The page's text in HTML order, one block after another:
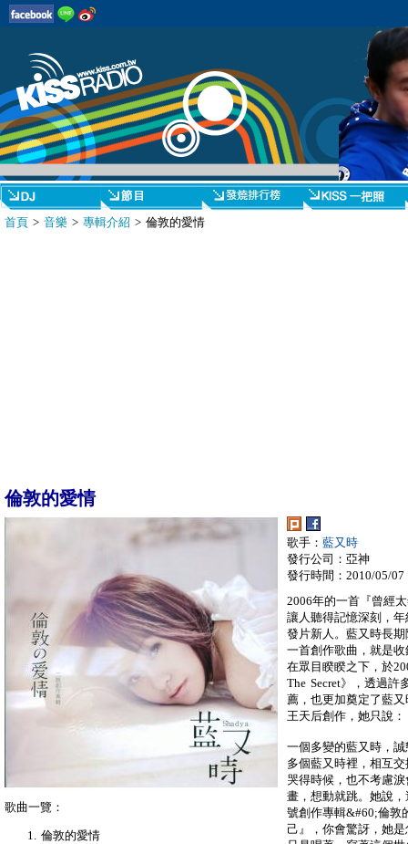
首頁 > 音樂 > 專輯介紹 > 倫敦的愛情
倫敦的愛情
歌手： 藍又時
發行公司：亞神
發行時間：2010/05/07
2006年的一首『曾經
讓人聽得記憶深刻，
發片新人。藍又時長
一首創作歌曲，就是
在眾目睽睽之下，於
The Secret》，透過許
薦，也更加奠定了藍
王天后創作，她只說
一個多變的藍又時，
多個藍又時裡，相互
哭得時候，也不考慮
畫，想動就跳。她說
號創作專輯&#60;倫敦
己』，你會驚訝，她
歌曲一覽：
倫敦的愛情